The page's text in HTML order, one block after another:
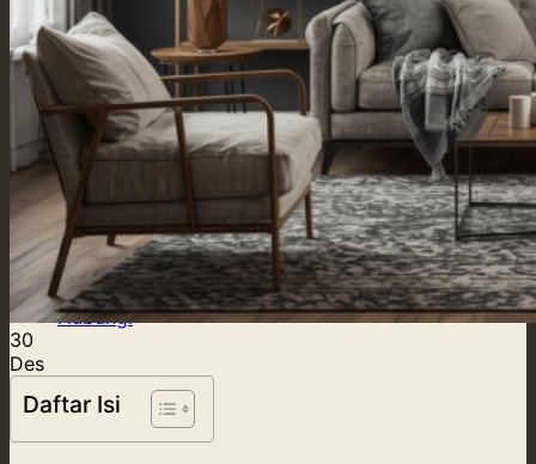
Blog
Kontak Kami
Hubungi
Hubungi
30
Des
Daftar Isi